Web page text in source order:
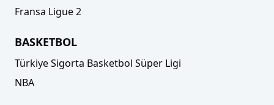
Fransa Ligue 2
BASKETBOL
Türkiye Sigorta Basketbol Süper Ligi
NBA